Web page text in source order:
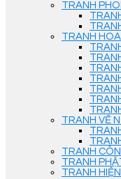
TRANH
TRANH HOA
TRANH VẼ
TRANH
TRANH
TRANH